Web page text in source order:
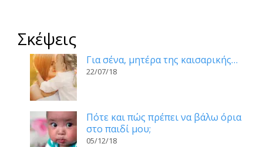
Σκέψεις
Για σένα, μητέρα της καισαρικής…
22/07/18
Πότε και πώς πρέπει να βάλω όρια
στο παιδί μου;
05/12/18